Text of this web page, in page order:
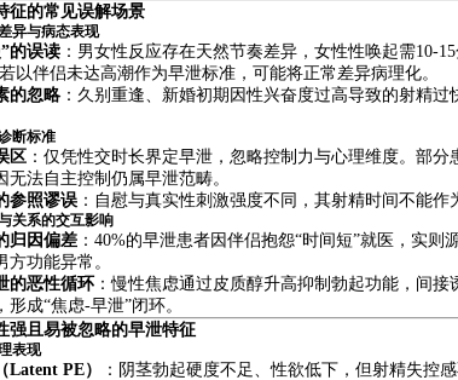
征的常见误解场景
异与病态表现
的误读 ：男女性反应存在天然节奏差异，女性性唤起需10-
以伴侣未达高潮作为早泄标准，可能将正常差异病理化。
的忽略 ：久别重逢、新婚初期因性兴奋度过高导致的射精
断标准
区 ：仅凭性交时长界定早泄，忽略控制力与心理维度。部
无法自主控制仍属早泄范畴。
参照谬误 ：自慰与真实性刺激强度不同，其射精时间不能作
关系的交互影响
归因偏差 ：40%的早泄患者因伴侣抱怨“时间短”就医，实则
方功能异常。
的恶性循环：慢性焦虑通过皮质醇升高抑制勃起功能，间接
形成“焦虑-早泄”闭环。
强且易被忽略的早泄特征
表现
Latent PE）
：阴茎勃起硬度不足、性欲低下，但射精失控